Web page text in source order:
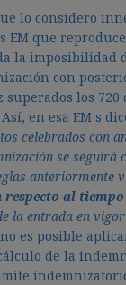
lo considero
EM que
la imposibilidad
con
superados los 720
en esa EM s
celebrados con
se seguirá
anteriormente
respecto al
la entrada en
no es posible
de la